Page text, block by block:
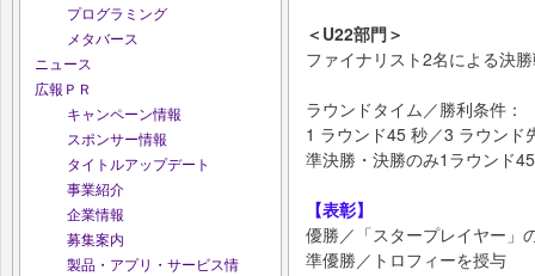
プログラミング
メタバース
ニュース
広報ＰＲ
キャンペーン情報
スポンサー情報
タイトルアップデート
事業紹介
企業情報
募集案内
製品・アプリ・サービス情
＜U22部門＞
ファイナリスト2名による決
ラウンドタイム／勝利条件：
1 ラウンド45 秒／3 ラウンド
準決勝・決勝のみ1ラウンド
【表彰】
優勝／「スタープレイヤー」
準優勝／トロフィーを授与